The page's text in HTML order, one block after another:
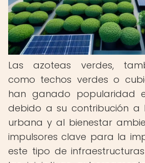
Las azoteas verdes,
como techos verdes o
han ganado popularidad
debido a su contribución a
urbana y al bienestar
impulsores clave para la
este tipo de